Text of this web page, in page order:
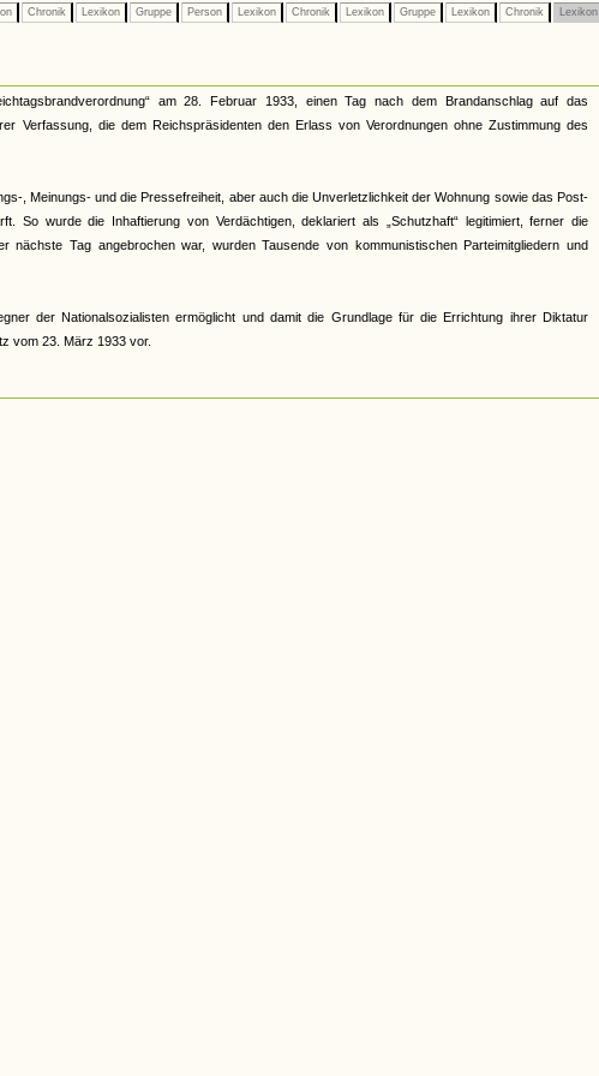
Chronik Lexikon Gruppe Person Lexikon Chronik Lexikon Gruppe Lexikon Chronik Lexikon
am 28. Februar 1933, einen Tag nach dem Brandanschlag auf das
Verfassung, die dem Reichspräsidenten den Erlass von Verordnungen ohne Zustimmung des
, Meinungs- und die Pressefreiheit, aber auch die Unverletzlichkeit der Wohnung sowie das Post-
So wurde die Inhaftierung von Verdächtigen, deklariert als „Schutzhaft“ legitimiert, ferner die
Tag angebrochen war, wurden Tausende von kommunistischen Parteimitgliedern und
der Nationalsozialisten ermöglicht und damit die Grundlage für die Errichtung ihrer Diktatur
vom 23. März 1933 vor.